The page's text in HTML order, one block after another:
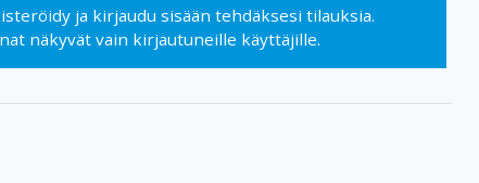
ja kirjaudu sisään tehdäksesi tilauksia.
näkyvät vain kirjautuneille käyttäjille.